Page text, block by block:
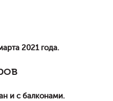
2021 года.
и с балконами.